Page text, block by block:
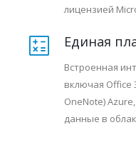
лицензией
Единая
Встроенная
включая Office
OneNote)
данные в